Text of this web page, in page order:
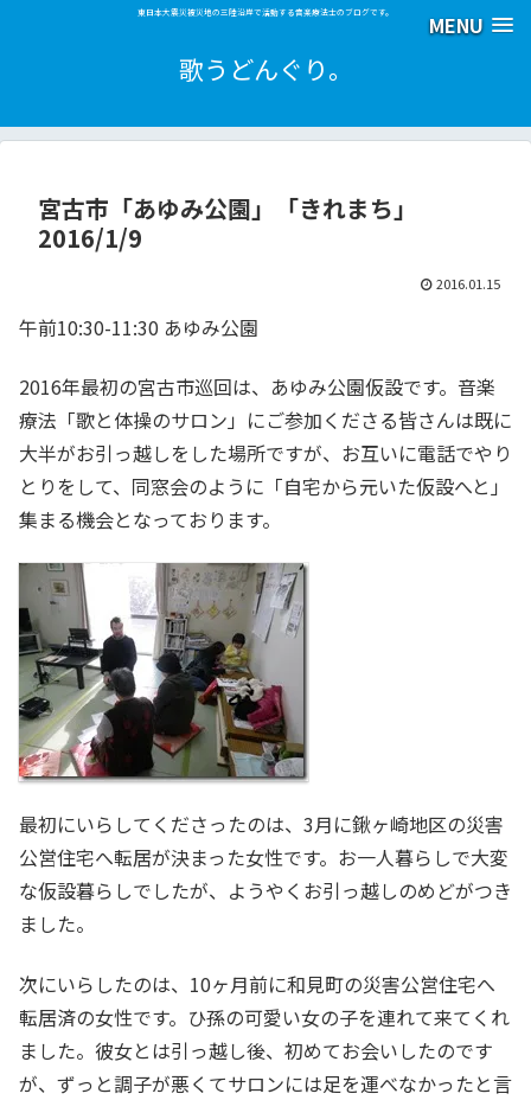
MENU
東日本大震災被災地の三陸沿岸で活動する音楽療法士のブログです。
歌うどんぐり。
宮古市「あゆみ公園」「きれまち」
2016/1/9
2016.01.15
午前10:30-11:30 あゆみ公園
2016年最初の宮古市巡回は、あゆみ公園仮設です。音楽
療法「歌と体操のサロン」にご参加くださる皆さんは既に
大半がお引っ越しをした場所ですが、お互いに電話でやり
とりをして、同窓会のように「自宅から元いた仮設へと」
集まる機会となっております。
最初にいらしてくださったのは、3月に鍬ヶ崎地区の災害
公営住宅へ転居が決まった女性です。お一人暮らしで大変
な仮設暮らしでしたが、ようやくお引っ越しのめどがつき
ました。
次にいらしたのは、10ヶ月前に和見町の災害公営住宅へ
転居済の女性です。ひ孫の可愛い女の子を連れて来てくれ
ました。彼女とは引っ越し後、初めてお会いしたのです
が、ずっと調子が悪くてサロンには足を運べなかったと言